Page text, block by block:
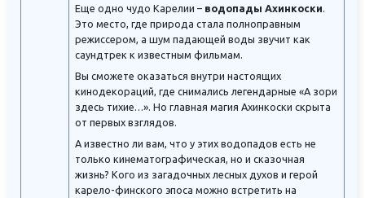
Еще одно чудо Карелии – водопады Ахинкоски
Это место, где природа стала полноправным
режиссером, а шум падающей воды звучит как
саундтрек к известным фильмам.
Вы сможете оказаться внутри настоящих
кинодекораций, где снимались легендарные «А зори
здесь тихие…». Но главная магия Ахинкоски скрыта
от первых взглядов.
А известно ли вам, что у этих водопадов есть не
только кинематографическая, но и сказочная
жизнь? Кого из загадочных лесных духов и герой
карело-финского эпоса можно встретить на